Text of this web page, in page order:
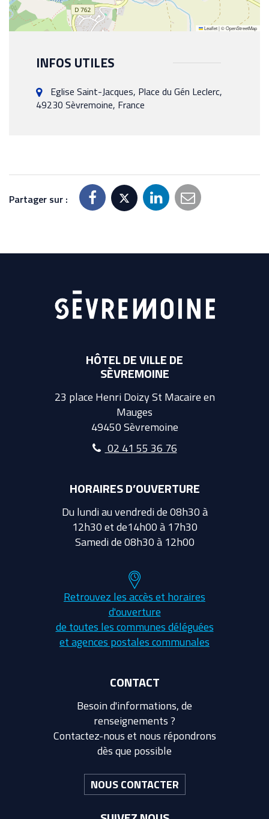
Leaflet|©OpenStreetMap
INFOS UTILES
Eglise Saint-Jacques, Place du Gén Leclerc,
49230 Sèvremoine, France
Partager sur :
HÔTEL DE VILLE DE
SÈVREMOINE
23 place Henri Doizy St Macaire en
Mauges
49450 Sèvremoine
02 41 55 36 76
HORAIRES D’OUVERTURE
Du lundi au vendredi de 08h30 à
12h30 et de14h00 à 17h30
Samedi de 08h30 à 12h00
Retrouvez les accès et horaires
d'ouverture
de toutes les communes déléguées
et agences postales communales
CONTACT
Besoin d'informations, de
renseignements ?
Contactez-nous et nous répondrons
dès que possible
NOUS CONTACTER